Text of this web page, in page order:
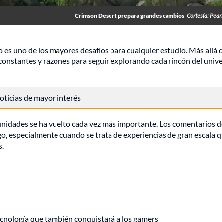
Crimson Desert prepara grandes cambios Cortesía:
uno de los mayores desafíos para cualquier estudio. Más allá
y razones para seguir explorando cada rincón del
de mayor interés
se ha vuelto cada vez más importante. Los comentarios
cuando se trata de experiencias de gran escala
que también conquistará a los gamers